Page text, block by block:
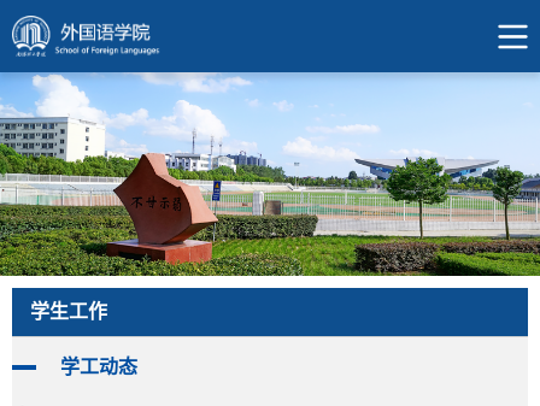
学生工作
学工动态